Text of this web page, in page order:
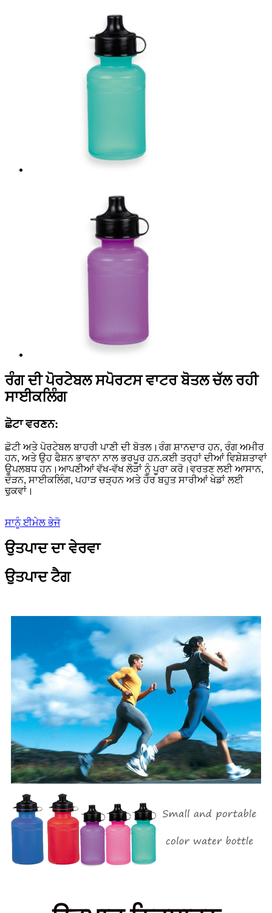
ਰੰਗ ਦੀ ਪੋਰਟੇਬਲ ਸਪੋਰਟਸ ਵਾਟਰ ਬੋਤਲ ਚੱਲ ਰਹੀ
ਸਾਈਕਲਿੰਗ
ਛੋਟਾ ਵਰਣਨ:
ਛੋਟੀ ਅਤੇ ਪੋਰਟੇਬਲ ਬਾਹਰੀ ਪਾਣੀ ਦੀ ਬੋਤਲ।ਰੰਗ ਸ਼ਾਨਦਾਰ ਹਨ, ਰੰਗ ਅਮੀਰ
ਹਨ, ਅਤੇ ਉਹ ਫੈਸ਼ਨ ਭਾਵਨਾ ਨਾਲ ਭਰਪੂਰ ਹਨ.ਕਈ ਤਰ੍ਹਾਂ ਦੀਆਂ ਵਿਸ਼ੇਸ਼ਤਾਵਾਂ
ਉਪਲਬਧ ਹਨ।ਆਪਣੀਆਂ ਵੱਖ-ਵੱਖ ਲੋੜਾਂ ਨੂੰ ਪੂਰਾ ਕਰੋ।ਵਰਤਣ ਲਈ ਆਸਾਨ,
ਦੌੜਨ, ਸਾਈਕਲਿੰਗ, ਪਹਾੜ ਚੜ੍ਹਨ ਅਤੇ ਹੋਰ ਬਹੁਤ ਸਾਰੀਆਂ ਖੇਡਾਂ ਲਈ
ਢੁਕਵਾਂ।
ਸਾਨੂੰ ਈਮੇਲ ਭੇਜੋ
ਉਤਪਾਦ ਦਾ ਵੇਰਵਾ
ਉਤਪਾਦ ਟੈਗ